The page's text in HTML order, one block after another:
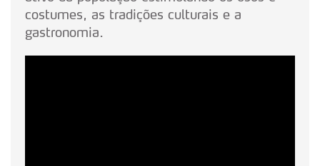
costumes, as tradições culturais e a
gastronomia.